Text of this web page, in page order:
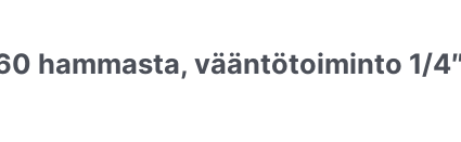
hammasta, vääntötoiminto 1/